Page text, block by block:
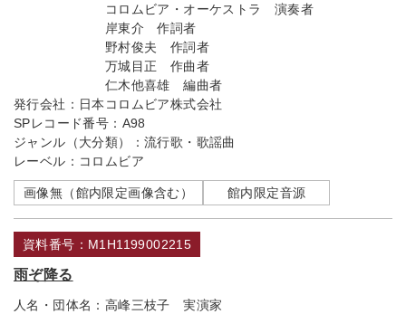
コロムビア・オーケストラ 演奏者
岸東介 作詞者
野村俊夫 作詞者
万城目正 作曲者
仁木他喜雄 編曲者
発行会社： 日本コロムビア株式会社
SPレコード番号： A98
ジャンル（大分類）： 流行歌・歌謡曲
レーベル： コロムビア
画像無（館内限定画像含む） 館内限定音源
資料番号：M1H1199002215
雨ぞ降る
人名・団体名： 高峰三枝子 実演家